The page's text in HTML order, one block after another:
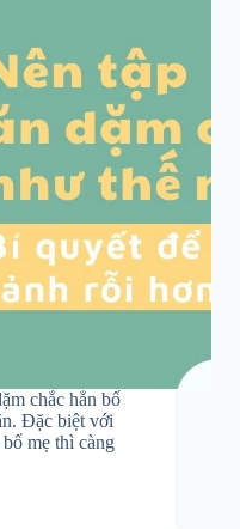
chắc hẳn bố
Đặc biệt với
mẹ thì càng